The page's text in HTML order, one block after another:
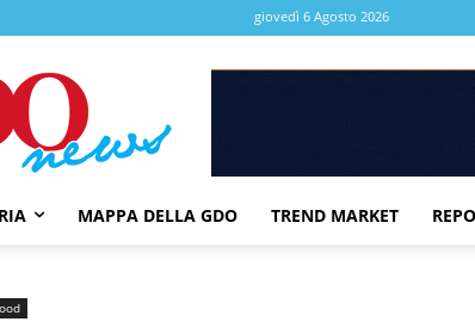
giovedì 6 Agosto 2026
MAPPA DELLA GDO TREND MARKET